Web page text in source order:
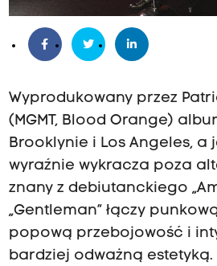
Wyprodukowany przez
(MGMT, Blood Orange)
Brooklynie i Los Angeles, a
wyraźnie wykracza poza
znany z debiutanckiego
„Gentleman” łączy
popową przebojowość i
bardziej odważną